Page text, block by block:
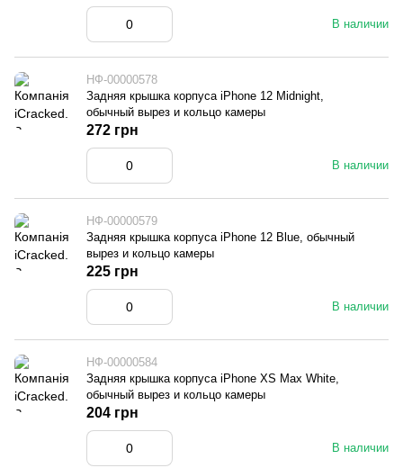
В наличии
НФ-00000578
Задняя крышка корпуса iPhone 12 Midnight,
обычный вырез и кольцо камеры
В наличии
272 грн
НФ-00000579
Задняя крышка корпуса iPhone 12 Blue, обычный
вырез и кольцо камеры
В наличии
225 грн
НФ-00000584
Задняя крышка корпуса iPhone XS Max White,
обычный вырез и кольцо камеры
В наличии
204 грн